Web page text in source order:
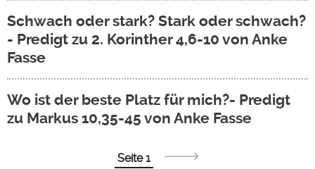
Schwach oder stark? Stark oder schwach?
- Predigt zu 2. Korinther 4,6-10 von Anke
Fasse
Wo ist der beste Platz für mich?- Predigt
zu Markus 10,35-45 von Anke Fasse
Seite 1